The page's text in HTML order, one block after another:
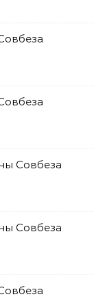
Совбеза
Совбеза